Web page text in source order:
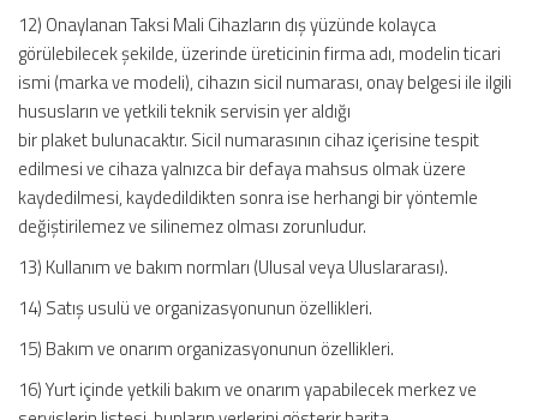
12) Onaylanan Taksi Mali Cihazların dış yüzünde kolayca
görülebilecek şekilde, üzerinde üreticinin firma adı, modelin ticari
ismi (marka ve modeli), cihazın sicil numarası, onay belgesi ile ilgili
hususların ve yetkili teknik servisin yer aldığı
bir plaket bulunacaktır. Sicil numarasının cihaz içerisine tespit
edilmesi ve cihaza yalnızca bir defaya mahsus olmak üzere
kaydedilmesi, kaydedildikten sonra ise herhangi bir yöntemle
değiştirilemez ve silinemez olması zorunludur.
13) Kullanım ve bakım normları (Ulusal veya Uluslararası).
14) Satış usulü ve organizasyonunun özellikleri.
15) Bakım ve onarım organizasyonunun özellikleri.
16) Yurt içinde yetkili bakım ve onarım yapabilecek merkez ve